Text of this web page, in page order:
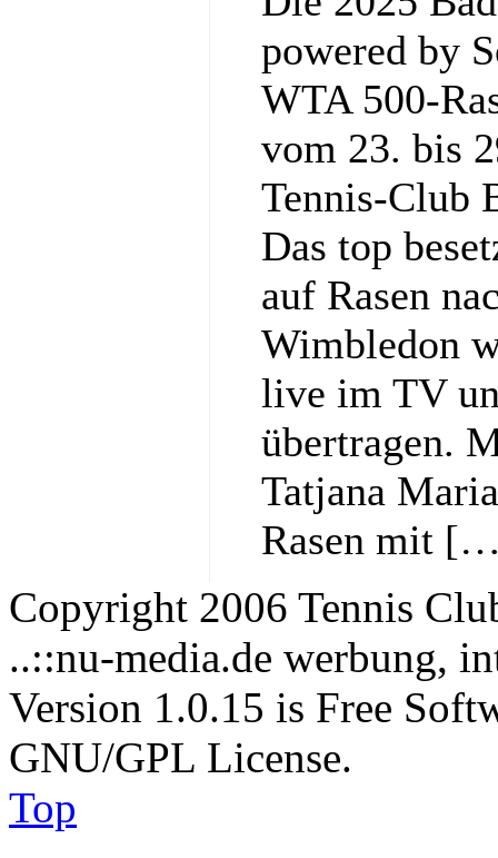
powered by
WTA 500-
vom 23. bis
Tennis‑Club
Das top
auf Rasen
Wimbledon
live im TV
übertragen.
Tatjana
Rasen mit
Copyright 2006 Tennis
..::nu-media.de werbung,
Version 1.0.15 is Free
GNU/GPL License.
Top